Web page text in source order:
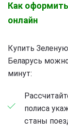
Как
онлайн
Купить
Беларусь
минут:
полиса
станы